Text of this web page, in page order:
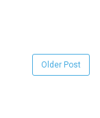
Older Post